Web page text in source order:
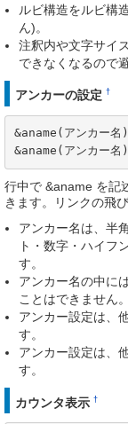
ルビ構造をルビ構
ん)。
注釈内や文字サイ
できなくなるので
アンカーの設定 †
&aname(アンカー名
&aname(アンカー
行中で &aname を記
きます。リンクの飛
アンカー名は、半
ト・数字・ハイフ
す。
アンカー名の中に
ことはできません。
アンカー設定は、
す。
アンカー設定は、
す。
カウンタ表示 †